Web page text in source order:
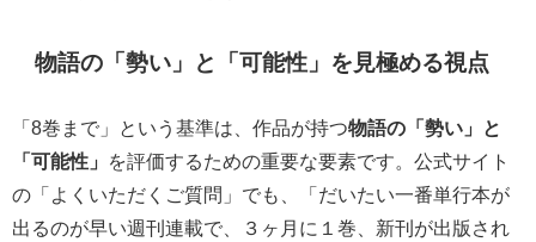
物語の「勢い」と「可能性」を見極める視点
「8巻まで」という基準は、作品が持つ物語の「勢い」と
「可能性」
を評価するための重要な要素です。公式サイト
の「よくいただくご質問」でも、「だいたい一番単行本が
出るのが早い週刊連載で、３ヶ月に１巻、新刊が出版され